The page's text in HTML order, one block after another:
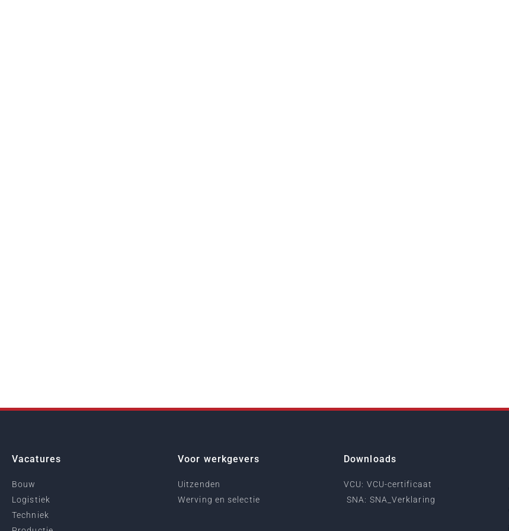
Vacatures
Bouw
Logistiek
Techniek
Voor werkgevers
Uitzenden
Werving en selectie
Downloads
VCU: VCU-certificaat
SNA: SNA_Verklaring